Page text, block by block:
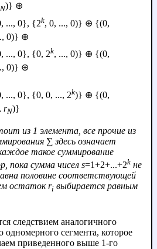
N)} ⊕
..., 0}, {2k, 0, ..., 0)} ⊕ {(0,
0)} ⊕
..., 0}, {0, 2k, ..., 0)} ⊕ {(0,
0)} ⊕
..., 0}, {0, 0, ..., 2k)} ⊕ {(0,
rN)}
из 1 элемента, все прочие из
∑ здесь означает
такое суммирование
пока сумма чисел s=1+2+...+2k не
половине соответствующей
остатокri выбирается равным
следствием аналогичного
сегмента, которое
приведенного выше 1-го